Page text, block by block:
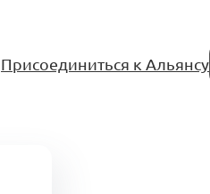
Присоединиться к Альянсу